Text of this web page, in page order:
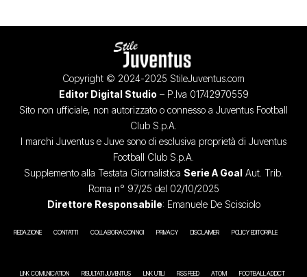
Copyright © 2024-2025 StileJuventus.com
Editor Digital Studio – P.Iva 01742970559
Sito non ufficiale, non autorizzato o connesso a Juventus Football
Club S.p.A.
I marchi Juventus e Juve sono di esclusiva proprietà di Juventus
Football Club S.p.A.
Supplemento alla Testata Giornalistica Serie A Goal Aut. Trib.
Roma n° 97/25 del 02/10/2025
Direttore Responsabile: Emanuele De Scisciolo
REDAZIONE CONTATTI COLLABORA CON NOI PRIVACY DISCLAIMER POLICY EDITORIALE
LINK COMUNICATION RISULTATI JUVENTUS LINK UTILI RSS FEED ATOM FOOTBALL ADDICT